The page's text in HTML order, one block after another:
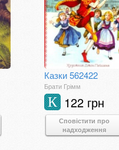
Казки 562422
Брати Грімм
122 грн
К
Сповістити про
надходження